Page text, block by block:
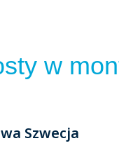
w
Szwecja